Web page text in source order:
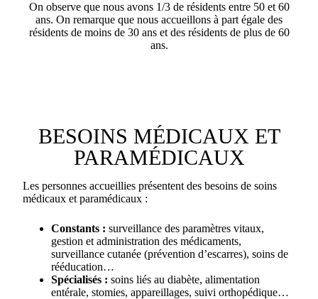
On observe que nous avons 1/3 de résidents entre 50 et 60
ans. On remarque que nous accueillons à part égale des
résidents de moins de 30 ans et des résidents de plus de 60
ans.
BESOINS MÉDICAUX ET
PARAMÉDICAUX
Les personnes accueillies présentent des besoins de soins
médicaux et paramédicaux :
Constants : surveillance des paramètres vitaux,
gestion et administration des médicaments,
surveillance cutanée (prévention d’escarres), soins de
rééducation…
Spécialisés : soins liés au diabète, alimentation
entérale, stomies, appareillages, suivi orthopédique…